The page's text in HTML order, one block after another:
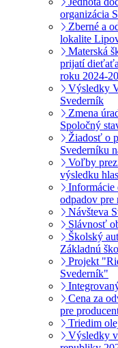
organizácia
Zberné a
lokalite
Materská
prijatí
roku 2024-
Výsledky
Svederník
Zmena
Spoločný
Žiadosť o
Svederníku
Voľby
výsledku
Informácie
odpadov pre
Návšteva
Slávnosť
Školský
Základnú
Projekt
Svederník"
Cena za
pre
Triedim
Výsledky